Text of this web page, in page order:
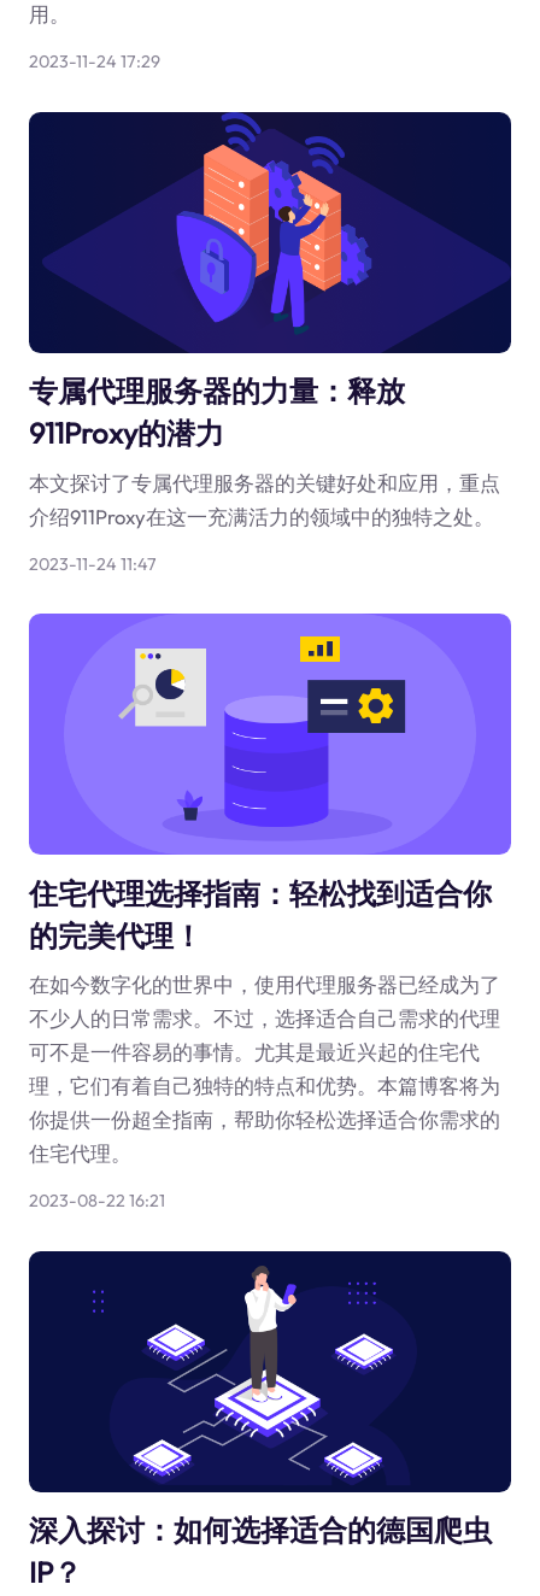
用。
2023-11-24 17:29
专属代理服务器的力量：释放
911Proxy的潜力
本文探讨了专属代理服务器的关键好处和应用，重点
介绍911Proxy在这一充满活力的领域中的独特之处。
2023-11-24 11:47
住宅代理选择指南：轻松找到适合你
的完美代理！
在如今数字化的世界中，使用代理服务器已经成为了
不少人的日常需求。不过，选择适合自己需求的代理
可不是一件容易的事情。尤其是最近兴起的住宅代
理，它们有着自己独特的特点和优势。本篇博客将为
你提供一份超全指南，帮助你轻松选择适合你需求的
住宅代理。
2023-08-22 16:21
深入探讨：如何选择适合的德国爬虫
IP？